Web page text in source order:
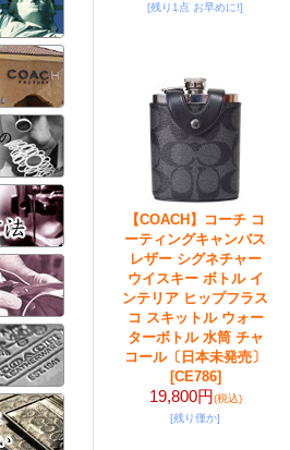
[残り1点 お早めに!]
【COACH】コーチ コ
ーティングキャンバス
レザー シグネチャー
ウイスキー ボトル イ
ンテリア ヒップフラス
コ スキットル ウォー
ターボトル 水筒 チャ
コール〔日本未発売〕
[CE786]
19,800円(税込)
[残り僅か]